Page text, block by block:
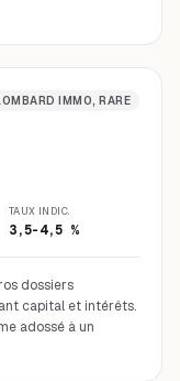
IMMO, RARE
TAUX INDIC.
3,5-4,5 %
dossiers
capital et intérêts.
adossé à un